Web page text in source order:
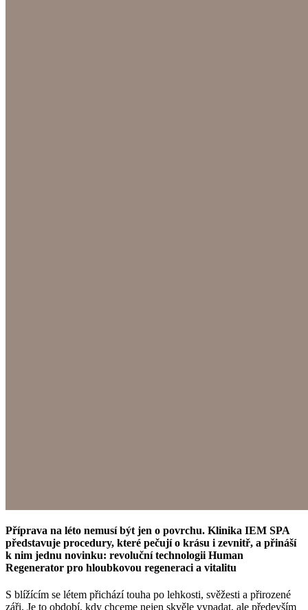
Příprava na léto nemusí být jen o povrchu. Klinika IEM SPA
představuje procedury, které pečují o krásu i zevnitř, a přináší
k nim jednu novinku: revoluční technologii Human
Regenerator pro hloubkovou regeneraci a vitalitu
S blížícím se létem přichází touha po lehkosti, svěžesti a přirozené
záři. Je to období, kdy chceme nejen skvěle vypadat, ale především